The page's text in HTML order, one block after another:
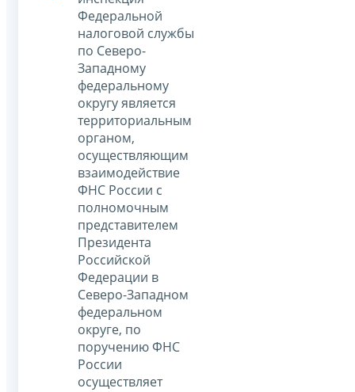
Федеральной
налоговой службы
по Северо-
Западному
федеральному
округу является
территориальным
органом,
осуществляющим
взаимодействие
ФНС России с
полномочным
представителем
Президента
Российской
Федерации в
Северо-Западном
федеральном
округе, по
поручению ФНС
России
осуществляет